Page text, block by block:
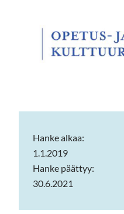
Hanke alkaa:
1.1.2019
Hanke päättyy:
30.6.2021